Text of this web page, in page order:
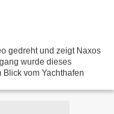
gedreht und zeigt Naxos
wurde dieses
vom Yachthafen